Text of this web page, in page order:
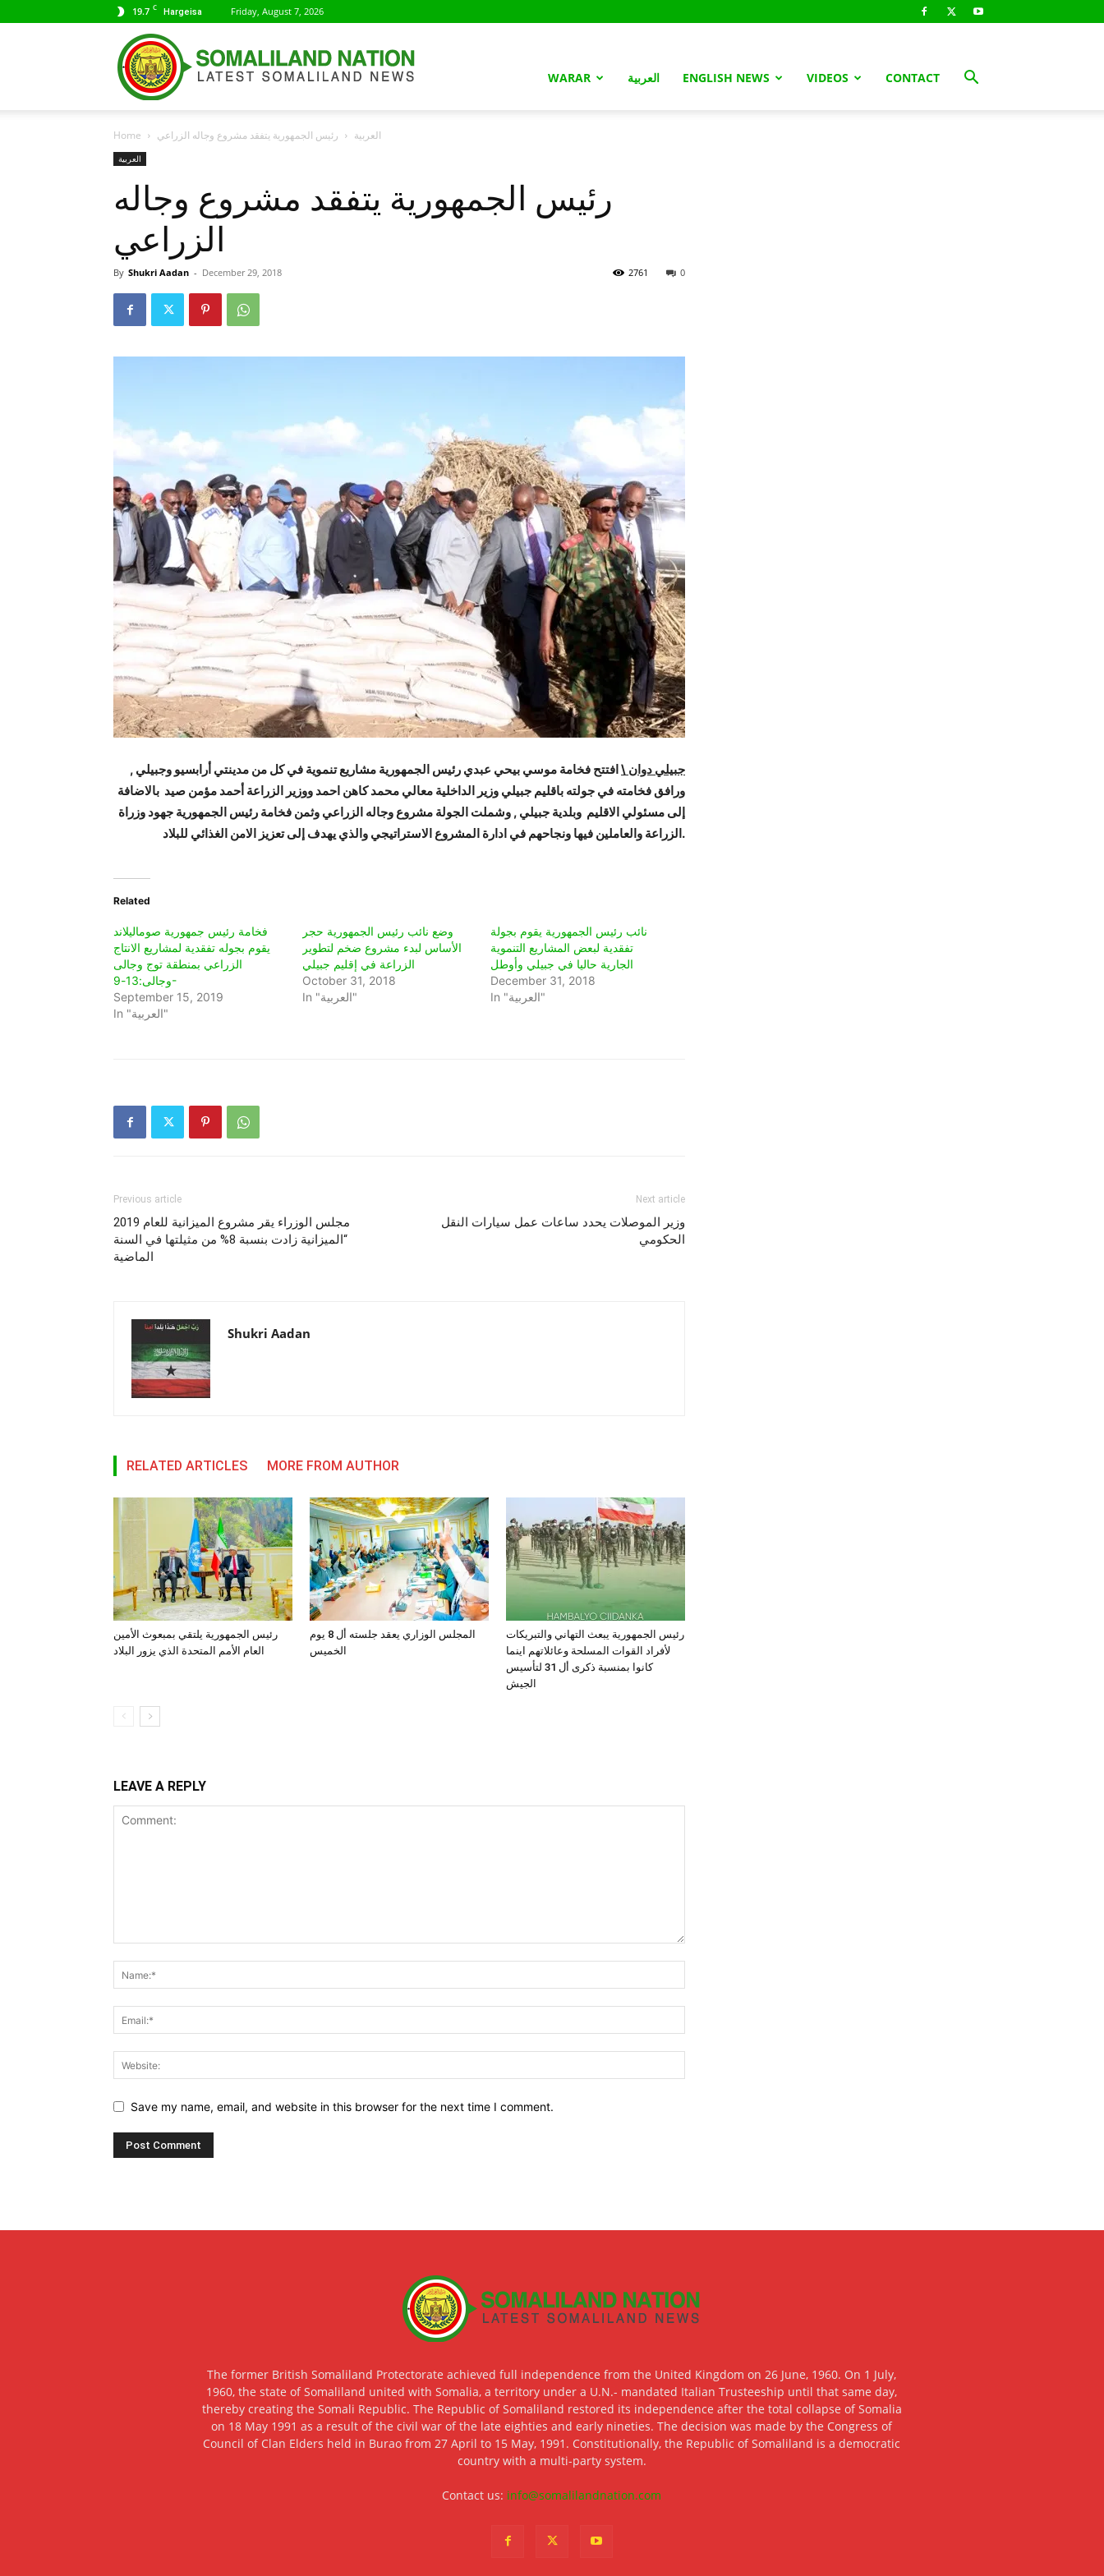
19.7 C Hargeisa Friday, August 7, 2026
WARAR العربية ENGLISH NEWS VIDEOS CONTACT
Home العربية رئيس الجمهورية يتفقد مشروع وجاله الزراعي
العربية
رئيس الجمهورية يتفقد مشروع وجاله
الزراعي
By Shukri Aadan - December 29, 2018 0
2761
جبيلي دوان \افتتح فخامة موسي بيحي عبدي رئيس الجمهورية مشاريع تنموية في كل من مدينتي أرابسيو وجبيلي ,
ورافق فخامته في جولته باقليم جبيلي وزير الداخلية معالي محمد كاهن احمد ووزير الزراعة أحمد مؤمن صيد بالاضافة
إلى مسئولي الاقليم وبلدية جبيلي , وشملت الجولة مشروع وجاله الزراعي وثمن فخامة رئيس الجمهورية جهود وزراة
الزراعة والعاملين فيها ونجاحهم في ادارة المشروع الاستراتيجي والذي يهدف إلى تعزيز الامن الغذائي للبلاد.
Related
فخامة رئيس جمهورية صوماليلاند
يقوم بجوله تفقدية لمشاريع الانتاج
الزراعي بمنطقة توج وجالى
وجالى:13-9-
September 15, 2019
In "العربية"
وضع نائب رئيس الجمهورية حجر
الأساس لبدء مشروع ضخم لتطوير
الزراعة في إقليم جبيلي
October 31, 2018
In "العربية"
نائب رئيس الجمهورية يقوم بجولة
تفقدية لبعض المشاريع التنموية
الجارية حاليا في جبيلي وأوطل
December 31, 2018
In "العربية"
Previous article
مجلس الوزراء يقر مشروع الميزانية للعام 2019
“الميزانية زادت بنسبة 8% من مثيلتها في السنة
الماضية
Next article
وزير الموصلات يحدد ساعات عمل سيارات النقل
الحكومي
Shukri Aadan
RELATED ARTICLES MORE FROM AUTHOR
رئيس الجمهورية يلتقي بمبعوث الأمين
العام الأمم المتحدة الذي يزور البلاد
المجلس الوزاري يعقد جلسته أل 8 يوم
الخميس
رئيس الجمهورية يبعث التهاني والتبريكات
لأفراد القوات المسلحة وعائلاتهم اينما
كانوا بمنسبة ذكرى أل 31 لتأسيس
الجيش
LEAVE A REPLY
Save my name, email, and website in this browser for the next time I comment.
The former British Somaliland Protectorate achieved full independence from the United Kingdom on 26 June, 1960. On 1 July,
1960, the state of Somaliland united with Somalia, a territory under a U.N.- mandated Italian Trusteeship until that same day,
thereby creating the Somali Republic. The Republic of Somaliland restored its independence after the total collapse of Somalia
on 18 May 1991 as a result of the civil war of the late eighties and early nineties. The decision was made by the Congress of
Council of Clan Elders held in Burao from 27 April to 15 May, 1991. Constitutionally, the Republic of Somaliland is a democratic
country with a multi-party system.
Contact us: info@somalilandnation.com